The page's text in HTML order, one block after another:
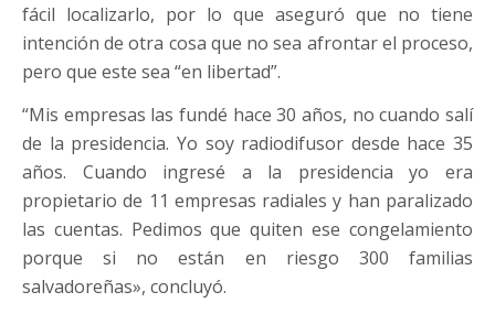
fácil localizarlo, por lo que aseguró que no tiene
intención de otra cosa que no sea afrontar el proceso,
pero que este sea “en libertad”.
“Mis empresas las fundé hace 30 años, no cuando salí
de la presidencia. Yo soy radiodifusor desde hace 35
años. Cuando ingresé a la presidencia yo era
propietario de 11 empresas radiales y han paralizado
las cuentas. Pedimos que quiten ese congelamiento
porque si no están en riesgo 300 familias
salvadoreñas», concluyó.